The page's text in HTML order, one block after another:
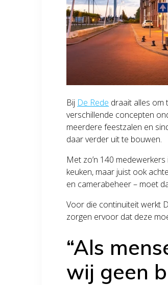
Bij De Rede draait alles om
verschillende concepten
meerdere feestzalen en
daar verder uit te bouwen.
Met zo’n 140
keuken, maar juist ook
en camerabeheer – moet
Voor die continuïteit werkt
zorgen ervoor dat deze
“Als
wij geen